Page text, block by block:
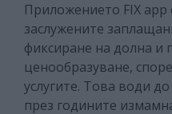
Приложението FIX
заслужените
фиксиране на долна и
ценообразуване,
услугите. Това води
през годините